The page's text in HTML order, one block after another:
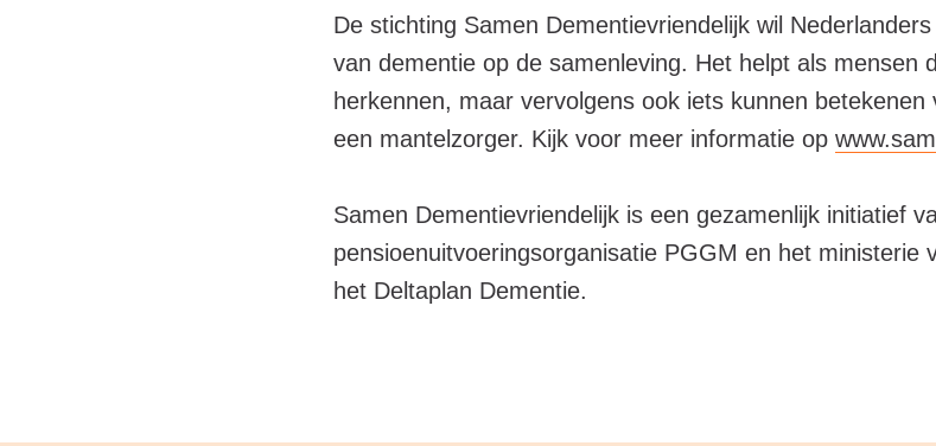
De stichting Samen Dementievriendelijk wil
van dementie op de samenleving. Het helpt als mensen
herkennen, maar vervolgens ook iets kunnen
een mantelzorger. Kijk voor meer informatie op
Samen Dementievriendelijk is een gezamenlijk initiatief
pensioenuitvoeringsorganisatie PGGM en het ministerie
het Deltaplan Dementie.